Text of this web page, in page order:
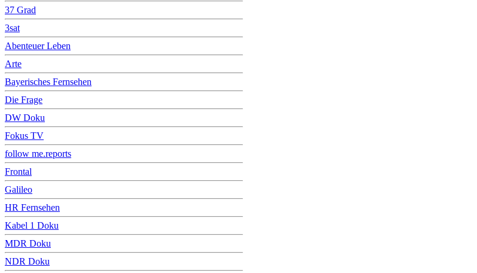
37 Grad
3sat
Abenteuer Leben
Arte
Bayerisches Fernsehen
Die Frage
DW Doku
Fokus TV
follow me.reports
Frontal
Galileo
HR Fernsehen
Kabel 1 Doku
MDR Doku
NDR Doku